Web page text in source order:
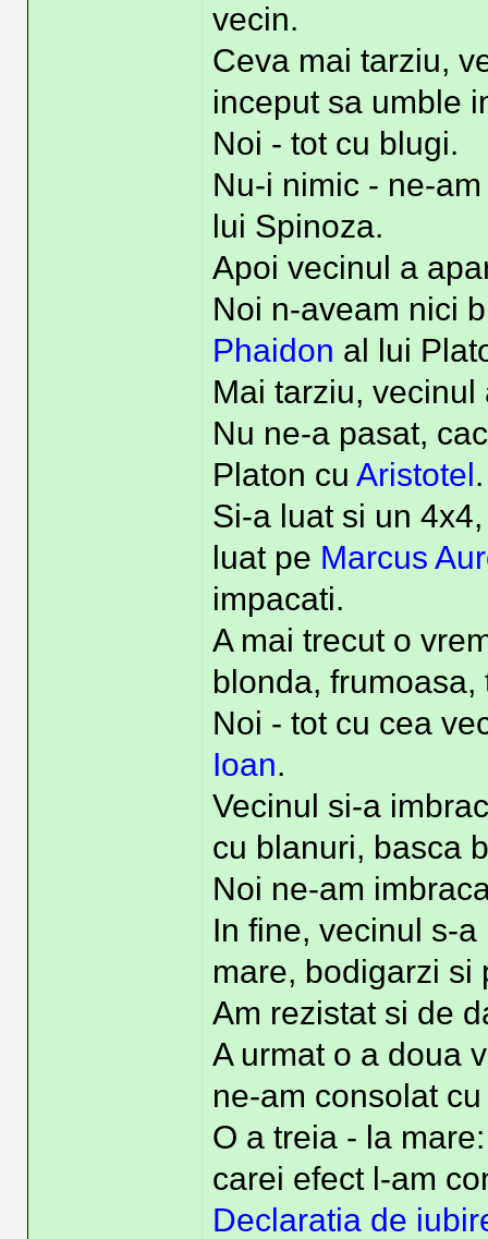
vecin.
Ceva mai tarziu,
inceput sa umble
Noi - tot cu blugi.
Nu-i nimic - ne-
lui Spinoza.
Apoi vecinul a
Noi n-aveam nici
Phaidon al lui
Mai tarziu,
Nu ne-a pasat,
Platon cu Aristotel.
Si-a luat si un
luat pe Marcus
impacati.
A mai trecut o
blonda, frumoasa,
Noi - tot cu cea
Ioan.
Vecinul si-a
cu blanuri, basca
Noi ne-am
In fine, vecinul s-
mare, bodigarzi si
Am rezistat si de
A urmat o a doua
ne-am consolat cu
O a treia - la
carei efect l-am
Declaratia de